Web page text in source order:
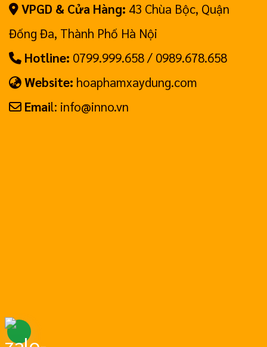
VPGD & Cửa Hàng: 43 Chùa Bộc, Quận
Đống Đa, Thành Phố Hà Nội
Hotline: 0799.999.658 / 0989.678.658
Website: hoaphamxaydung.com
Email: info@inno.vn
Hotline: 0799.999.658